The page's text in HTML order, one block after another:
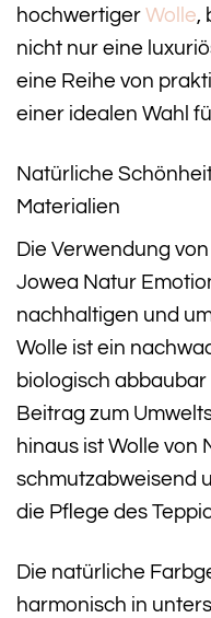
hochwertiger Wolle,
nicht nur eine
eine Reihe von
einer idealen Wahl
Natürliche
Materialien
Die Verwendung
Jowea Natur
nachhaltigen und
Wolle ist ein
biologisch
Beitrag zum
hinaus ist Wolle von
schmutzabweisend
die Pflege des
Die natürliche
harmonisch in